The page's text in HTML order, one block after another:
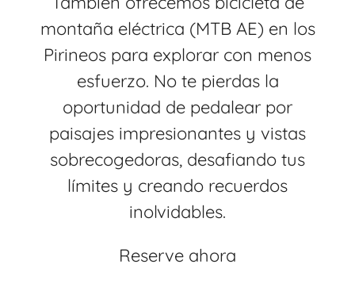
montaña eléctrica (MTB AE) en los
Pirineos para explorar con menos
esfuerzo. No te pierdas la
oportunidad de pedalear por
paisajes impresionantes y vistas
sobrecogedoras, desafiando tus
límites y creando recuerdos
inolvidables.
Reserve ahora